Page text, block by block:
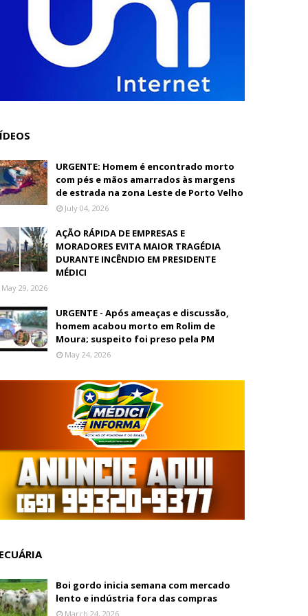
URGENTE: Homem é encontrado morto
com pés e mãos amarrados às margens
de estrada na zona Leste de Porto Velho
July 04, 2026
AÇÃO RÁPIDA DE EMPRESAS E
MORADORES EVITA MAIOR TRAGÉDIA
DURANTE INCÊNDIO EM PRESIDENTE
MÉDICI
May 29, 2026
URGENTE - Após ameaças e discussão,
homem acabou morto em Rolim de
Moura; suspeito foi preso pela PM
May 24, 2026
Boi gordo inicia semana com mercado
lento e indústria fora das compras
March 24, 2026